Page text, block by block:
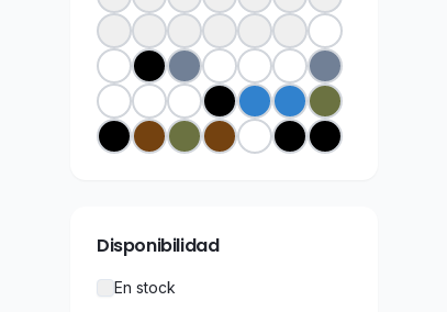
Disponibilidad
En stock